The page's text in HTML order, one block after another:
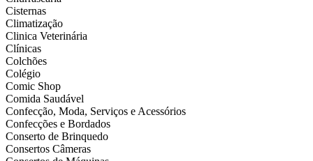
Cisternas
Climatização
Clinica Veterinária
Clínicas
Colchões
Colégio
Comic Shop
Comida Saudável
Confecção, Moda, Serviços e Acessórios
Confecções e Bordados
Conserto de Brinquedo
Consertos Câmeras